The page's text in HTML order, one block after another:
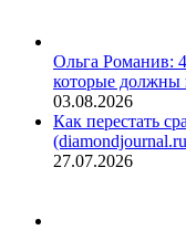
Ольга Романив:
которые должны
03.08.2026
Как перестать
27.07.2026